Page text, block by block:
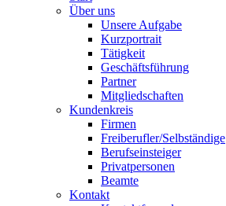
Über uns
Unsere Aufgabe
Kurzportrait
Tätigkeit
Geschäftsführung
Partner
Mitgliedschaften
Kundenkreis
Firmen
Freiberufler/Selbständige
Berufseinsteiger
Privatpersonen
Beamte
Kontakt